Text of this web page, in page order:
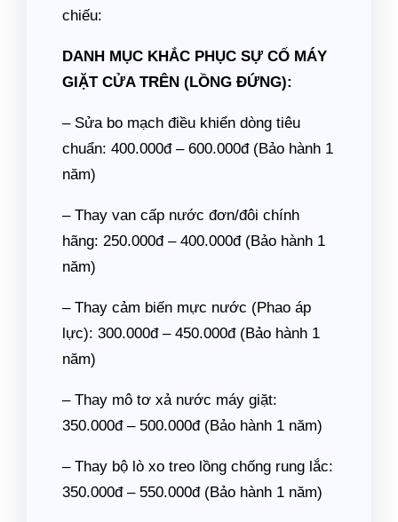
chiếu:
DANH MỤC KHẮC PHỤC SỰ CỐ MÁY
GIẶT CỬA TRÊN (LỒNG ĐỨNG):
– Sửa bo mạch điều khiển dòng tiêu
chuẩn: 400.000đ – 600.000đ (Bảo hành 1
năm)
– Thay van cấp nước đơn/đôi chính
hãng: 250.000đ – 400.000đ (Bảo hành 1
năm)
– Thay cảm biến mực nước (Phao áp
lực): 300.000đ – 450.000đ (Bảo hành 1
năm)
– Thay mô tơ xả nước máy giặt:
350.000đ – 500.000đ (Bảo hành 1 năm)
– Thay bộ lò xo treo lồng chống rung lắc:
350.000đ – 550.000đ (Bảo hành 1 năm)